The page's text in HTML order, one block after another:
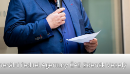
ředitel Agentury ČAS Zdeněk Veselý